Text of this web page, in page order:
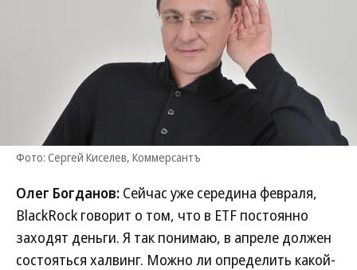
Фото: Сергей Киселев, Коммерсантъ
Олег Богданов: Сейчас уже середина февраля,
BlackRock говорит о том, что в ETF постоянно
заходят деньги. Я так понимаю, в апреле должен
состояться халвинг. Можно ли определить какой-